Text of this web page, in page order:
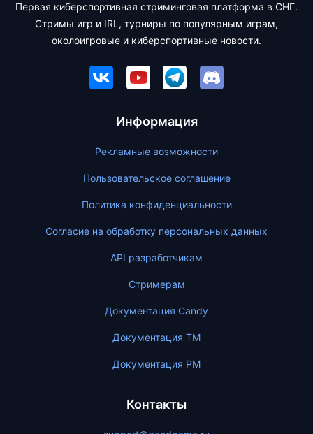
Первая киберспортивная стриминговая платформа в СНГ.
Стримы игр и IRL, турниры по популярным играм,
околоигровые и киберспортивные новости.
Информация
Рекламные возможности
Пользовательское соглашение
Политика конфиденциальности
Согласие на обработку персональных данных
API разработчикам
Стримерам
Документация Candy
Документация ТМ
Документация PM
Контакты